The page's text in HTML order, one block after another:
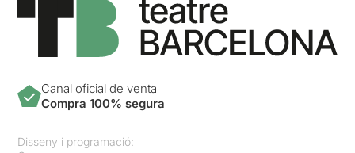
Canal oficial de venta
Compra 100% segura
Disseny i programació: